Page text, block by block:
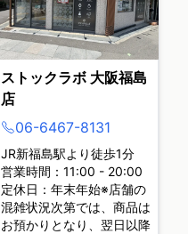
ストックラボ 大阪福島
店
06-6467-8131
JR新福島駅より徒歩1分
営業時間：11:00 - 20:00
定休日：年末年始※店舗の
混雑状況次第では、商品は
お預かりとなり、翌日以降